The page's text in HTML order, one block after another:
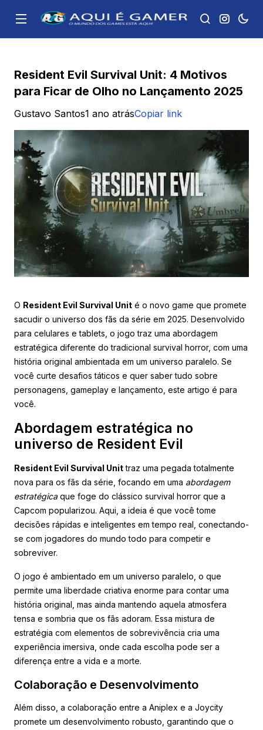
Resident Evil Survival Unit: 4 Motivos
para Ficar de Olho no Lançamento 2025
Gustavo Santos1 ano atrásCopiar link
O Resident Evil Survival Unit é o novo game que promete
sacudir o universo dos fãs da série em 2025. Desenvolvido
para celulares e tablets, o jogo traz uma abordagem
estratégica diferente do tradicional survival horror, com uma
história original ambientada em um universo paralelo. Se
você curte desafios táticos e quer saber tudo sobre
personagens, gameplay e lançamento, este artigo é para
você.
Abordagem estratégica no
universo de Resident Evil
Resident Evil Survival Unittraz uma pegada totalmente
nova para os fãs da série, focando em uma abordagem
estratégicaque foge do clássico survival horror que a
Capcom popularizou. Aqui, a ideia é que você tome
decisões rápidas e inteligentes em tempo real, conectando-
se com jogadores do mundo todo para competir e
sobreviver.
O jogo é ambientado em um universo paralelo, o que
permite uma liberdade criativa enorme para contar uma
história original, mas ainda mantendo aquela atmosfera
tensa e sombria que os fãs adoram. Essa mistura de
estratégia com elementos de sobrevivência cria uma
experiência imersiva, onde cada escolha pode ser a
diferença entre a vida e a morte.
Colaboração e Desenvolvimento
Além disso, a colaboração entre a Aniplex e a Joycity
promete um desenvolvimento robusto, garantindo que o